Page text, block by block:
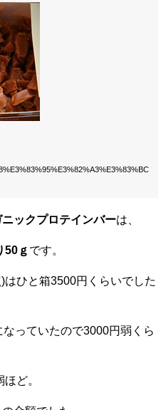
ックプロテインバーは、
50ｇ です。
ひと箱3500円くらいでした
っていたので3000円弱くら
ど。